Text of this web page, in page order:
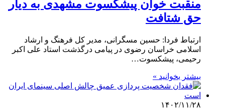
منقبت خوان پیشکسوت مشهدی به دیار
حق شتافت
ارتباط فردا: حسین مسگرانی، مدیر کل فرهنگ و ارشاد
اسلامی خراسان رضوی در پیامی درگذشت استاد علی اکبر
رحیمی، پیشکسوت…
بیشتر بخوانید »
۱۴۰۲/۱۱/۲۸